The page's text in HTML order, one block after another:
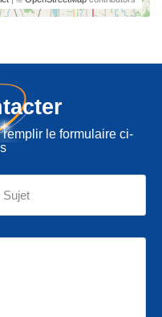
le formulaire ci-